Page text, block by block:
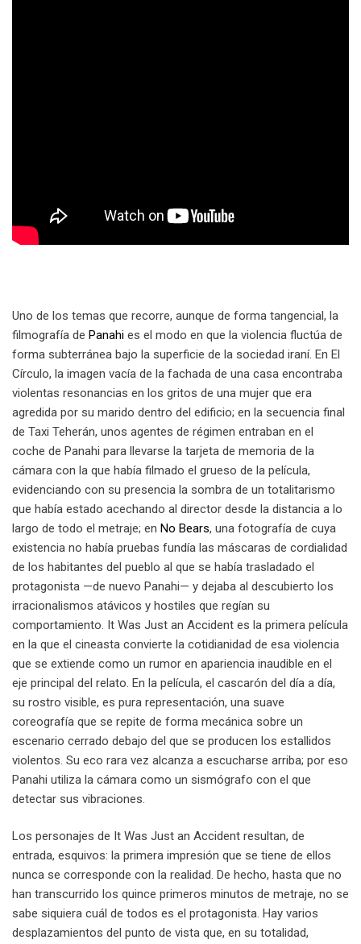
Uno de los temas que recorre, aunque de forma tangencial, la
filmografía de Panahi es el modo en que la violencia fluctúa de
forma subterránea bajo la superficie de la sociedad iraní. En El
Círculo, la imagen vacía de la fachada de una casa encontraba
violentas resonancias en los gritos de una mujer que era
agredida por su marido dentro del edificio; en la secuencia final
de Taxi Teherán, unos agentes de régimen entraban en el
coche de Panahi para llevarse la tarjeta de memoria de la
cámara con la que había filmado el grueso de la película,
evidenciando con su presencia la sombra de un totalitarismo
que había estado acechando al director desde la distancia a lo
largo de todo el metraje; en No Bears, una fotografía de cuya
existencia no había pruebas fundía las máscaras de cordialidad
de los habitantes del pueblo al que se había trasladado el
protagonista —de nuevo Panahi— y dejaba al descubierto los
irracionalismos atávicos y hostiles que regían su
comportamiento. It Was Just an Accident es la primera película
en la que el cineasta convierte la cotidianidad de esa violencia
que se extiende como un rumor en apariencia inaudible en el
eje principal del relato. En la película, el cascarón del día a día,
su rostro visible, es pura representación, una suave
coreografía que se repite de forma mecánica sobre un
escenario cerrado debajo del que se producen los estallidos
violentos. Su eco rara vez alcanza a escucharse arriba; por eso
Panahi utiliza la cámara como un sismógrafo con el que
detectar sus vibraciones.
Los personajes de It Was Just an Accident resultan, de
entrada, esquivos: la primera impresión que se tiene de ellos
nunca se corresponde con la realidad. De hecho, hasta que no
han transcurrido los quince primeros minutos de metraje, no se
sabe siquiera cuál de todos es el protagonista. Hay varios
desplazamientos del punto de vista que, en su totalidad,